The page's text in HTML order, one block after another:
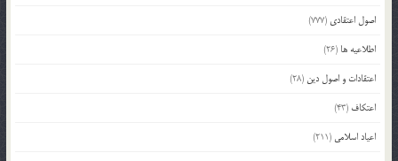
اصول اعتقادی (777)
اطلاعیه ها (26)
اعتقادات و اصول دین (28)
اعتکاف (43)
اعیاد اسلامی (211)